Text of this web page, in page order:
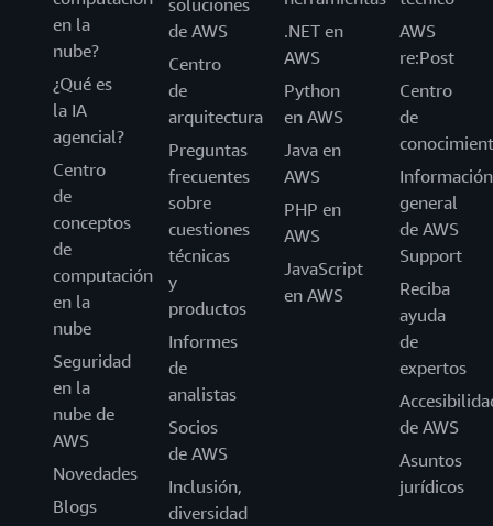
en la
nube?
¿Qué es
la IA
agencial?
Centro
de
conceptos
de
computación
en la
nube
Seguridad
en la
nube de
AWS
Novedades
Blogs
soluciones
de AWS
Centro
de
arquitectura
Preguntas
frecuentes
sobre
cuestiones
técnicas
y
productos
Informes
de
analistas
Socios
de AWS
Inclusión,
diversidad
.NET en
AWS
Python
en AWS
Java en
AWS
PHP en
AWS
JavaScript
en AWS
AWS
re:Post
Centro
de
Información
general
de AWS
Support
Reciba
ayuda
de
expertos
de AWS
Asuntos
jurídicos